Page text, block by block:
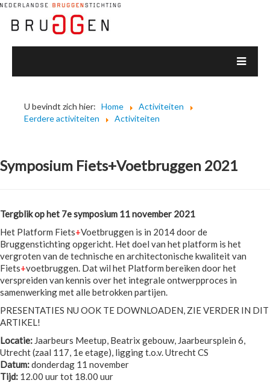
U bevindt zich hier: Home
Activiteiten
Eerdere activiteiten
Activiteiten
Symposium Fiets+Voetbruggen 2021
Tergblik op het 7e symposium 11 november 2021
Het Platform Fiets+Voetbruggen is in 2014 door de
Bruggenstichting opgericht. Het doel van het platform is het
vergroten van de technische en architectonische kwaliteit van
Fiets+voetbruggen. Dat wil het Platform bereiken door het
verspreiden van kennis over het integrale ontwerpproces in
samenwerking met alle betrokken partijen.
PRESENTATIES NU OOK TE DOWNLOADEN, ZIE VERDER IN DIT
ARTIKEL!
Locatie: Jaarbeurs Meetup, Beatrix gebouw, Jaarbeursplein 6,
Utrecht (zaal 117, 1e etage), ligging t.o.v. Utrecht CS
Datum:donderdag 11 november
Tijd: 12.00 uur tot 18.00 uur